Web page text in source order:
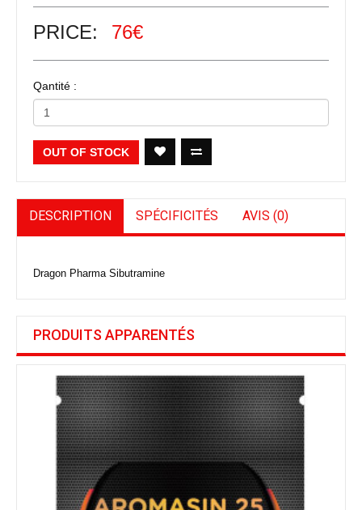
PRICE: 76€
Qantité :
OUT OF STOCK
DESCRIPTION SPÉCIFICITÉS AVIS (0)
Dragon Pharma Sibutramine
PRODUITS APPARENTÉS